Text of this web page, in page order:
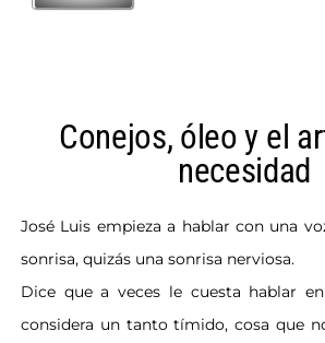
Conejos, óleo y el
necesidad
José Luis empieza a hablar con una
sonrisa, quizás una sonrisa nerviosa.
Dice que a veces le cuesta hablar en
considera un tanto tímido, cosa que